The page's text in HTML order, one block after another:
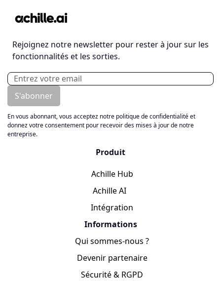
Rejoignez notre newsletter pour rester à jour sur les
fonctionnalités et les sorties.
En vous abonnant, vous acceptez notre politique de confidentialité et
donnez votre consentement pour recevoir des mises à jour de notre
entreprise.
Produit
Achille Hub
Achille AI
Intégration
Informations
Qui sommes-nous ?
Devenir partenaire
Sécurité & RGPD